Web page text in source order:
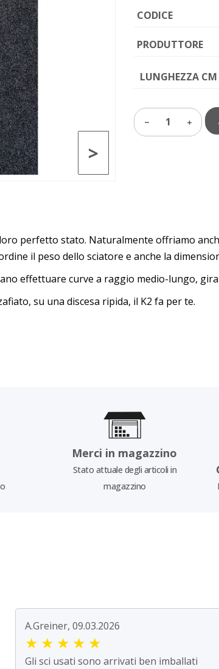
>
CODICE
PRODUTTORE
LUNGHEZZA CM
1
perfetto stato. Naturalmente offriamo
il peso dello sciatore e anche la
effettuare curve a raggio medio-lungo,
su una discesa ripida, il K2 fa per te.
Merci in magazzino
Stato attuale degli articoli in
magazzino
A.Greiner, 09.03.2026
★ ★ ★ ★ ★
Gli sci usati sono arrivati ben imballati